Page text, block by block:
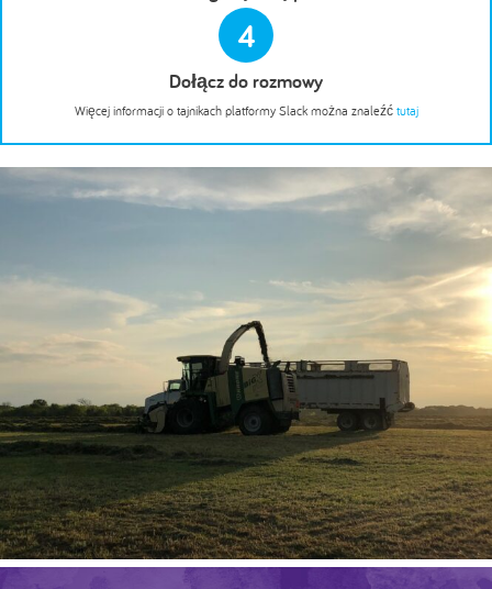
4
Dołącz do rozmowy
Więcej informacji o tajnikach platformy Slack można znaleźć tutaj